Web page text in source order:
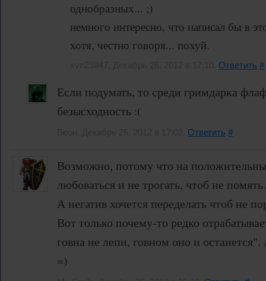
однобразных... ;)
немного интересно, что написал бы в
хотя, честно говоря... похуй.
Ответить #
Если подумать, то среди гримдарка
безысходность :(
Ответить #
Возможно, потому что на
любоваться и не трогать, чтоб не
А негатив хочется переделать чтоб не
Вот только почему-то редко
говна не лепи, говном оно и
=)